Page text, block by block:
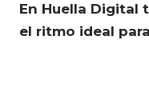
En Huella Digital
el ritmo ideal